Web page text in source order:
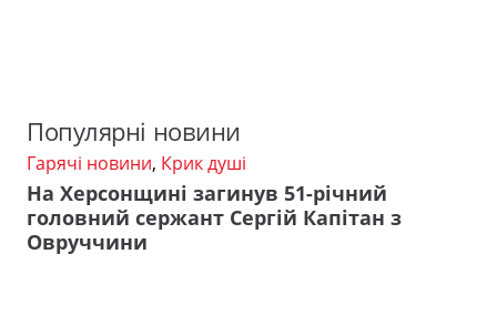
Популярні новини
Гарячі новини, Крик душі
На Херсонщині загинув 51-річний
головний сержант Сергій Капітан з
Овруччини